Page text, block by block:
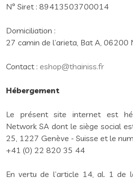
N° Siret : 89413503700014
Domiciliation :
27 camin de l’arieta, Bat A, 06200
Contact : eshop@thainiss.fr
Hébergement
Le présent site internet est
Network SA dont le siège social
25, 1227 Genève - Suisse et le
+41 (0) 22 820 35 44
En vertu de l’article 14, al. 1 de